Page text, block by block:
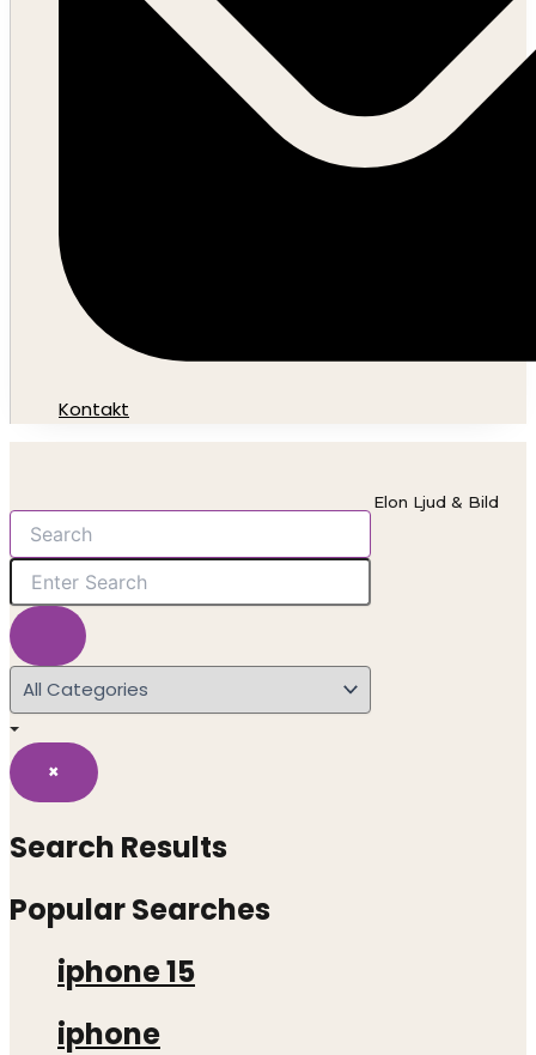
Kontakt
Elon Ljud & Bild
×
Search Results
Popular Searches
iphone 15
iphone